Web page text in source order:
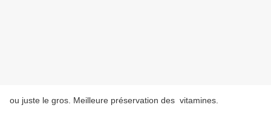
ou juste le gros. Meilleure préservation des vitamines.